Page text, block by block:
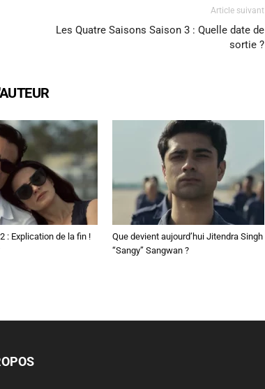
Article suivant
Les Quatre Saisons Saison 3 : Quelle date de
sortie ?
: Explication de la fin !
Que devient aujourd’hui Jitendra Singh
“Sangy” Sangwan ?